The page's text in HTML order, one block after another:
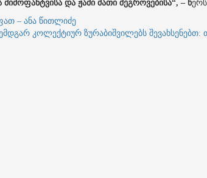
და ჟამი მათი შეგროვებისა“, – წ
– ანა წითლიძე
კოლექტიურ ზურაბიშვილებს